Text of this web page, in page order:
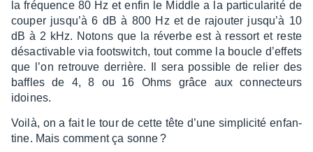
la fréquence 80 Hz et enfin le Middle a la parti­cu­la­rité de
couper jusqu’à 6 dB à 800 Hz et de rajou­ter jusqu’à 10
dB à 2 kHz. Notons que la réverbe est à ressort et reste
désac­ti­vable via foots­witch, tout comme la boucle d’ef­fets
que l’on retrouve derrière. Il sera possible de relier des
baffles de 4, 8 ou 16 Ohms grâce aux connec­teurs
idoines.
Voilà, on a fait le tour de cette tête d’une simpli­cité enfan­
tine. Mais comment ça sonne ?